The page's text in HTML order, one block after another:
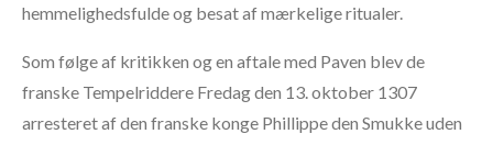
hemmelighedsfulde og besat af mærkelige ritualer.
Som følge af kritikken og en aftale med Paven blev de
franske Tempelriddere Fredag den 13. oktober 1307
arresteret af den franske konge Phillippe den Smukke uden